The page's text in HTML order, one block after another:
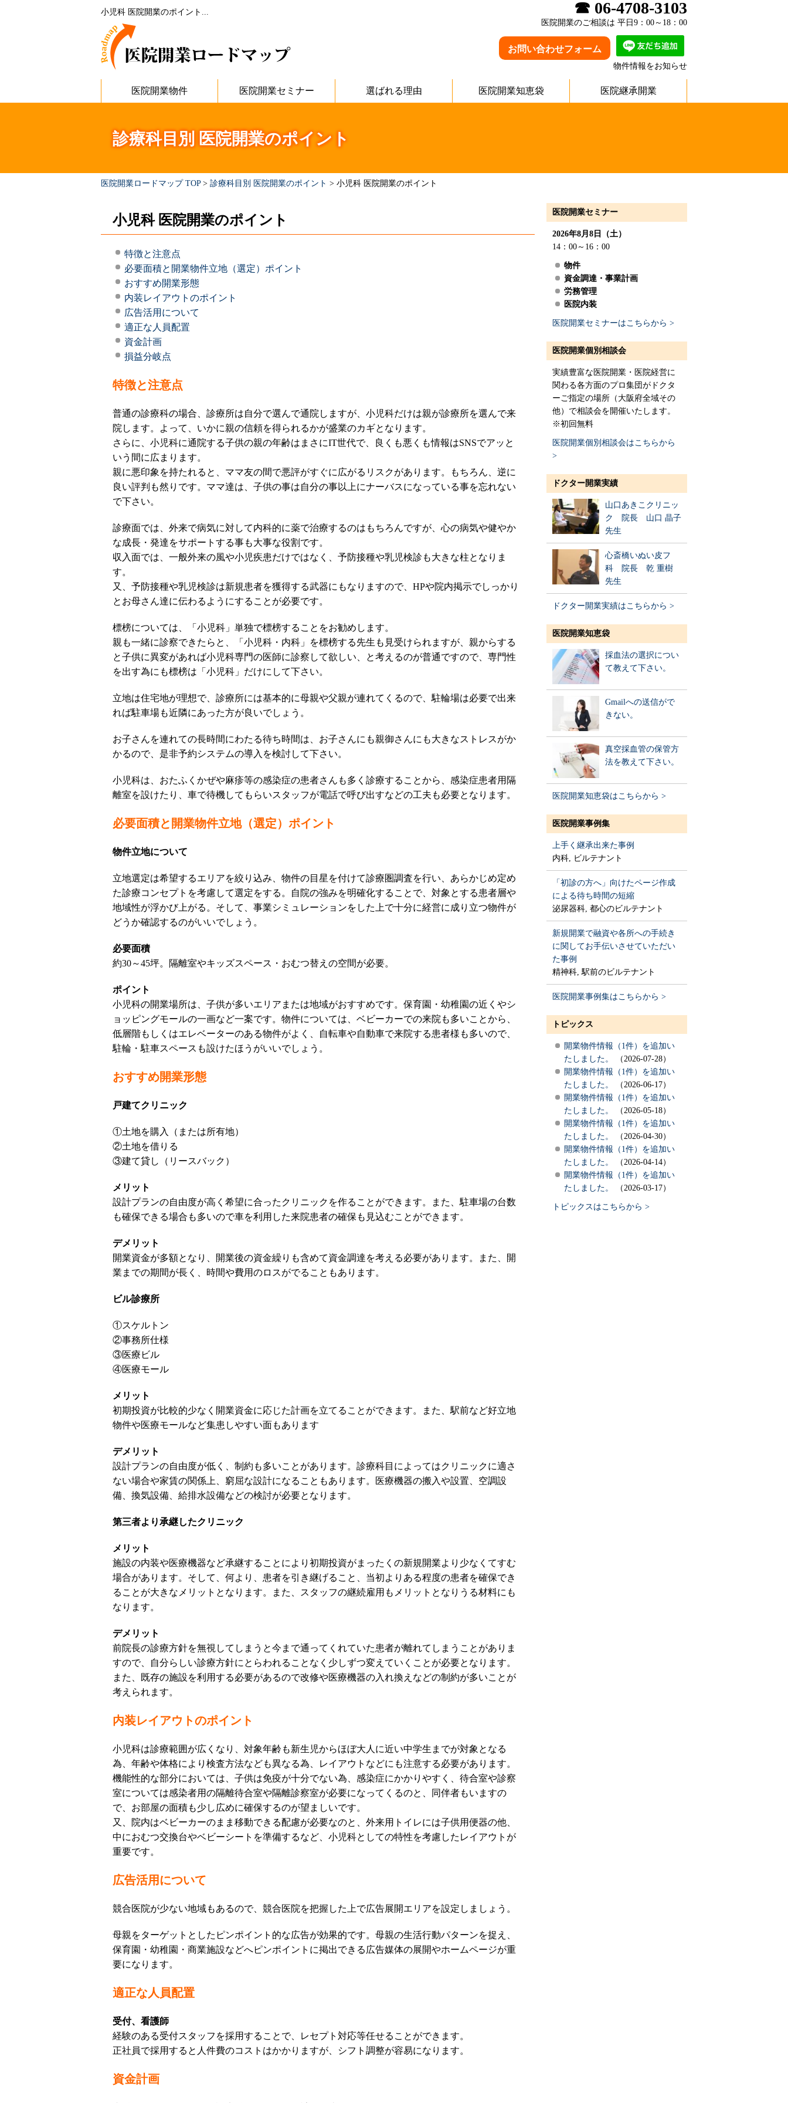
小児科 医院開業のポイント... ☎ 06-4708-3103
医院開業のご相談は 平日9：00～18：00
お問い合わせフォーム
物件情報をお知らせ
医院開業物件 医院開業セミナー 選ばれる理由 医院開業知恵袋 医院継承開業
診療科目別 医院開業のポイント
医院開業ロードマップ TOP> 診療科目別 医院開業のポイント > 小児科 医院開業のポイント
小児科 医院開業のポイント
特徴と注意点
必要面積と開業物件立地（選定）ポイント
おすすめ開業形態
内装レイアウトのポイント
広告活用について
適正な人員配置
資金計画
損益分岐点
特徴と注意点
普通の診療科の場合、診療所は自分で選んで通院しますが、小児科だけは親が診療所を選んで来
院します。よって、いかに親の信頼を得られるかが盛業のカギとなります。
さらに、小児科に通院する子供の親の年齢はまさにIT世代で、良くも悪くも情報はSNSでアッと
いう間に広まります。
親に悪印象を持たれると、ママ友の間で悪評がすぐに広がるリスクがあります。もちろん、逆に
良い評判も然りです。ママ達は、子供の事は自分の事以上にナーバスになっている事を忘れない
で下さい。
診療面では、外来で病気に対して内科的に薬で治療するのはもちろんですが、心の病気や健やか
な成長・発達をサポートする事も大事な役割です。
収入面では、一般外来の風や小児疾患だけではなく、予防接種や乳児検診も大きな柱となりま
す。
又、予防接種や乳児検診は新規患者を獲得する武器にもなりますので、HPや院内掲示でしっかり
とお母さん達に伝わるようにすることが必要です。
標榜については、「小児科」単独で標榜することをお勧めします。
親も一緒に診察できたらと、「小児科・内科」を標榜する先生も見受けられますが、親からする
と子供に異変があれば小児科専門の医師に診察して欲しい、と考えるのが普通ですので、専門性
を出す為にも標榜は「小児科」だけにして下さい。
立地は住宅地が理想で、診療所には基本的に母親や父親が連れてくるので、駐輪場は必要で出来
れば駐車場も近隣にあった方が良いでしょう。
お子さんを連れての長時間にわたる待ち時間は、お子さんにも親御さんにも大きなストレスがか
かるので、是非予約システムの導入を検討して下さい。
小児科は、おたふくかぜや麻疹等の感染症の患者さんも多く診療することから、感染症患者用隔
離室を設けたり、車で待機してもらいスタッフが電話で呼び出すなどの工夫も必要となります。
必要面積と開業物件立地（選定）ポイント
物件立地について
立地選定は希望するエリアを絞り込み、物件の目星を付けて診療圏調査を行い、あらかじめ定め
た診療コンセプトを考慮して選定をする。自院の強みを明確化することで、対象とする患者層や
地域性が浮かび上がる。そして、事業シミュレーションをした上で十分に経営に成り立つ物件が
どうか確認するのがいいでしょう。
必要面積
約30～45坪。隔離室やキッズスペース・おむつ替えの空間が必要。
ポイント
小児科の開業場所は、子供が多いエリアまたは地域がおすすめです。保育園・幼稚園の近くやシ
ョッピングモールの一画など一案です。物件については、ベビーカーでの来院も多いことから、
低層階もしくはエレベーターのある物件がよく、自転車や自動車で来院する患者様も多いので、
駐輪・駐車スペースも設けたほうがいいでしょう。
おすすめ開業形態
戸建てクリニック
①土地を購入（または所有地）
②土地を借りる
③建て貸し（リースバック）
メリット
設計プランの自由度が高く希望に合ったクリニックを作ることができます。また、駐車場の台数
も確保できる場合も多いので車を利用した来院患者の確保も見込むことができます。
デメリット
開業資金が多額となり、開業後の資金繰りも含めて資金調達を考える必要があります。また、開
業までの期間が長く、時間や費用のロスがでることもあります。
ビル診療所
①スケルトン
②事務所仕様
③医療ビル
④医療モール
メリット
初期投資が比較的少なく開業資金に応じた計画を立てることができます。また、駅前など好立地
物件や医療モールなど集患しやすい面もあります
デメリット
設計プランの自由度が低く、制約も多いことがあります。診療科目によってはクリニックに適さ
ない場合や家賃の関係上、窮屈な設計になることもあります。医療機器の搬入や設置、空調設
備、換気設備、給排水設備などの検討が必要となります。
第三者より承継したクリニック
メリット
施設の内装や医療機器など承継することにより初期投資がまったくの新規開業より少なくてすむ
場合があります。そして、何より、患者を引き継げること、当初よりある程度の患者を確保でき
ることが大きなメリットとなります。また、スタッフの継続雇用もメリットとなりうる材料にも
なります。
デメリット
前院長の診療方針を無視してしまうと今まで通ってくれていた患者が離れてしまうことがありま
すので、自分らしい診療方針にとらわれることなく少しずつ変えていくことが必要となります。
また、既存の施設を利用する必要があるので改修や医療機器の入れ換えなどの制約が多いことが
考えられます。
内装レイアウトのポイント
小児科は診療範囲が広くなり、対象年齢も新生児からほぼ大人に近い中学生までが対象となる
為、年齢や体格により検査方法なども異なる為、レイアウトなどにも注意する必要があります。
機能性的な部分においては、子供は免疫が十分でない為、感染症にかかりやすく、待合室や診察
室については感染者用の隔離待合室や隔離診察室が必要になってくるのと、同伴者もいますの
で、お部屋の面積も少し広めに確保するのが望ましいです。
又、院内はベビーカーのまま移動できる配慮が必要なのと、外来用トイレには子供用便器の他、
中におむつ交換台やベビーシートを準備するなど、小児科としての特性を考慮したレイアウトが
重要です。
広告活用について
競合医院が少ない地域もあるので、競合医院を把握した上で広告展開エリアを設定しましょう。
母親をターゲットとしたピンポイント的な広告が効果的です。母親の生活行動パターンを捉え、
保育園・幼稚園・商業施設などへピンポイントに掲出できる広告媒体の展開やホームページが重
要になります。
適正な人員配置
受付、看護師
経験のある受付スタッフを採用することで、レセプト対応等任せることができます。
正社員で採用すると人件費のコストはかかりますが、シフト調整が容易になります。
資金計画
医院開業セミナー
2026年8月8日（土）
14：00～16：00
物件
資金調達・事業計画
労務管理
医院内装
医院開業セミナーはこちらから >
医院開業個別相談会
実績豊富な医院開業・医院経営に
関わる各方面のプロ集団がドクタ
ーご指定の場所（大阪府全域その
他）で相談会を開催いたします。
※初回無料
医院開業個別相談会はこちらから
>
ドクター開業実績
山口あきこクリニッ
ク 院長 山口 晶子
先生
心斎橋いぬい皮フ
科 院長 乾 重樹
先生
ドクター開業実績はこちらから >
医院開業知恵袋
採血法の選択につい
て教えて下さい。
Gmailへの送信がで
きない。
真空採血管の保管方
法を教えて下さい。
医院開業知恵袋はこちらから >
医院開業事例集
上手く継承出来た事例
内科, ビルテナント
「初診の方へ」向けたページ作成
による待ち時間の短縮
泌尿器科, 都心のビルテナント
新規開業で融資や各所への手続き
に関してお手伝いさせていただい
た事例
精神科, 駅前のビルテナント
医院開業事例集はこちらから >
トピックス
開業物件情報（1件）を追加い
たしました。
（2026-07-28）
開業物件情報（1件）を追加い
たしました。
（2026-06-17）
開業物件情報（1件）を追加い
たしました。
（2026-05-18）
開業物件情報（1件）を追加い
たしました。
（2026-04-30）
開業物件情報（1件）を追加い
たしました。
（2026-04-14）
開業物件情報（1件）を追加い
たしました。
（2026-03-17）
トピックスはこちらから >